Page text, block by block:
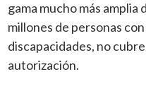
gama mucho más amplia
millones de personas
discapacidades, no
autorización.